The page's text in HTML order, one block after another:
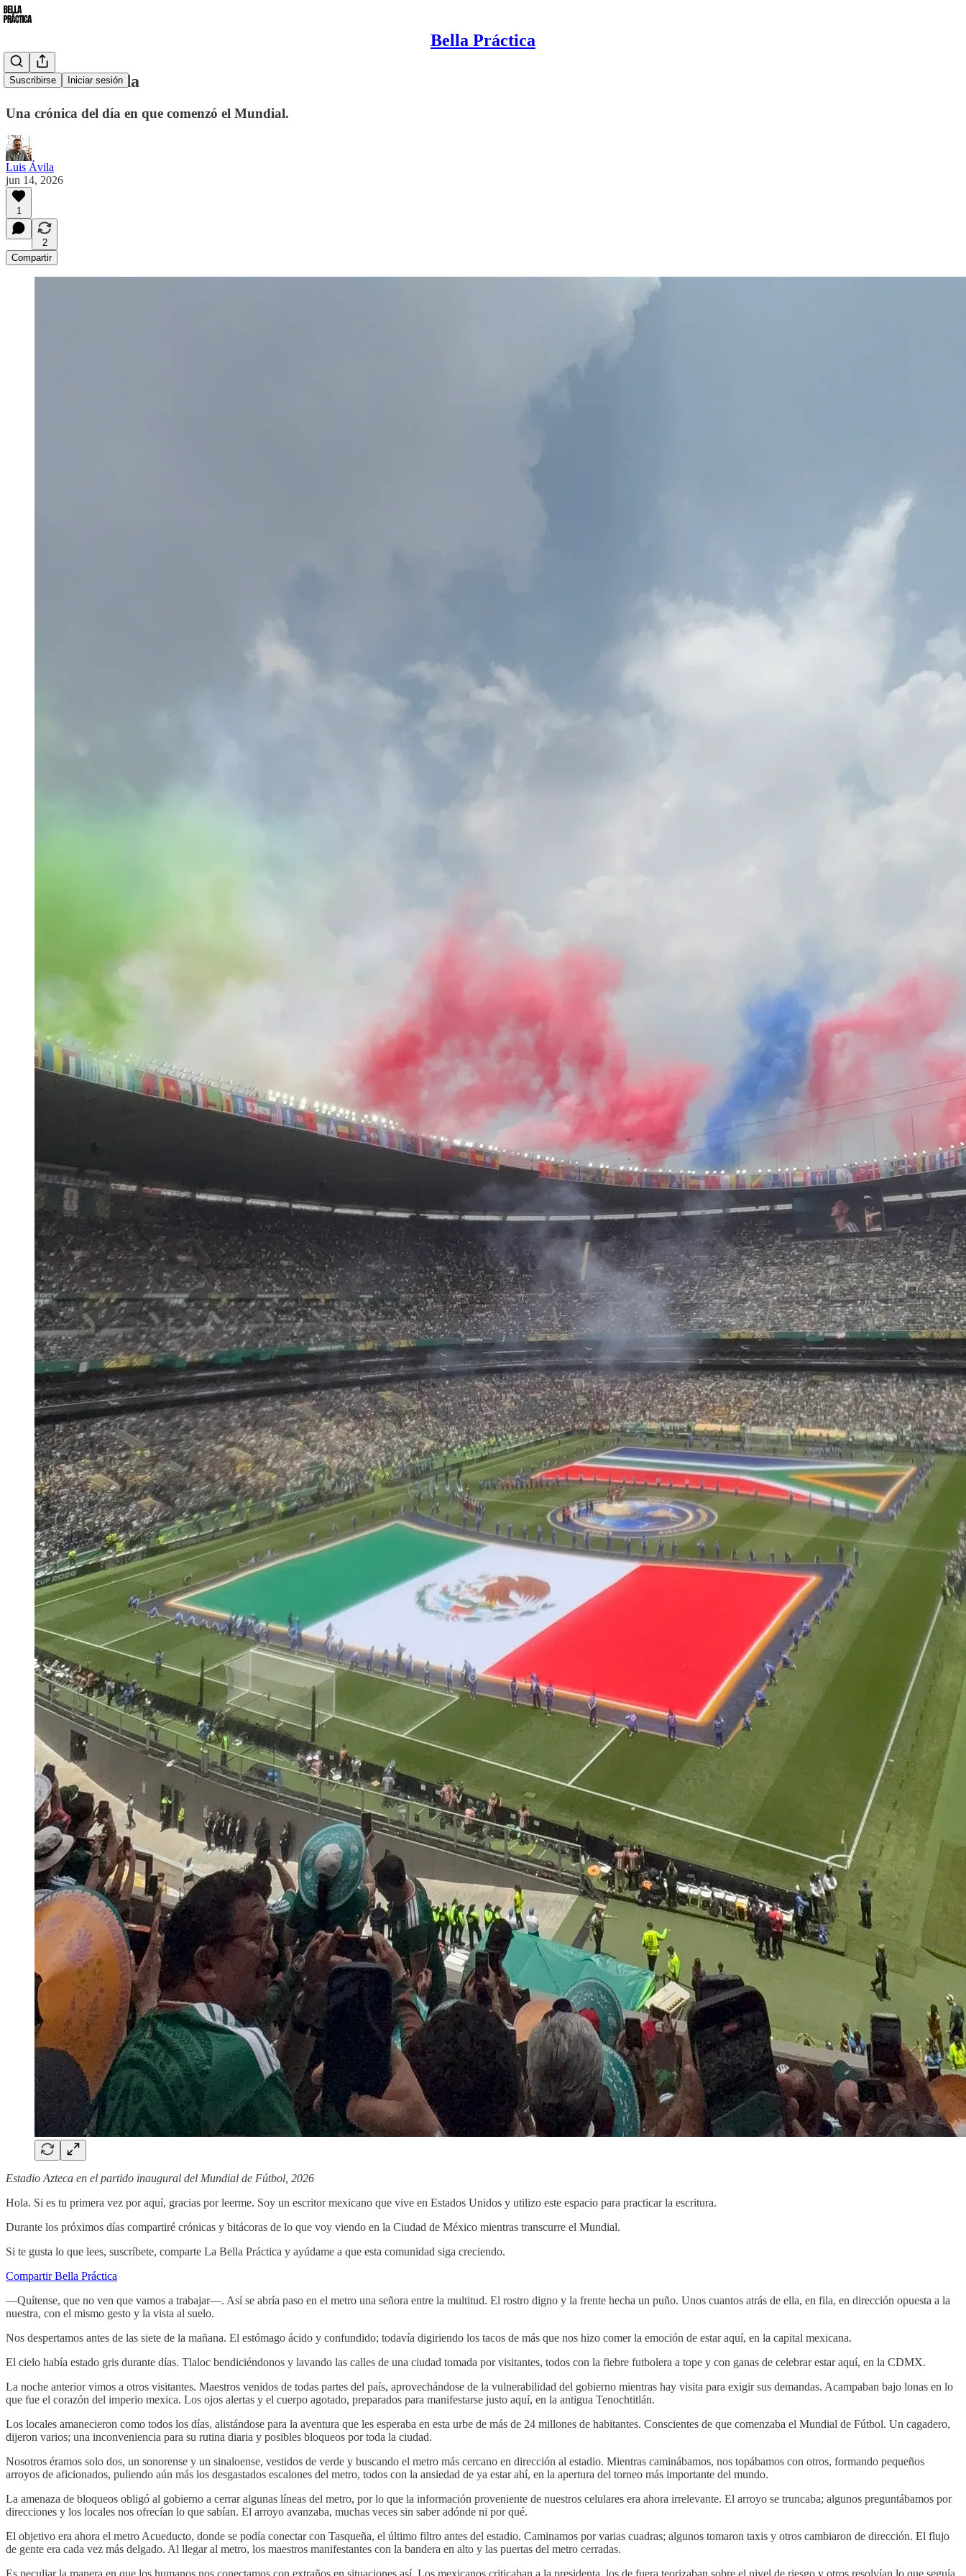
Bella Práctica
Suscribirse Iniciar sesión
La ciudad tomada
Una crónica del día en que comenzó el Mundial.
Luis Ávila
jun 14, 2026
1
2
Compartir
Estadio Azteca en el partido inaugural del Mundial de Fútbol, 2026
Hola. Si es tu primera vez por aquí, gracias por leerme. Soy un escritor mexicano que vive en Estados Unidos y utilizo este espacio para practicar la escritura.
Durante los próximos días compartiré crónicas y bitácoras de lo que voy viendo en la Ciudad de México mientras transcurre el Mundial.
Si te gusta lo que lees, suscríbete, comparte La Bella Práctica y ayúdame a que esta comunidad siga creciendo.
Compartir Bella Práctica
—Quítense, que no ven que vamos a trabajar—. Así se abría paso en el metro una señora entre la multitud. El rostro digno y la frente hecha un puño. Unos cuantos atrás de ella, en fila, en dirección opuesta a la
nuestra, con el mismo gesto y la vista al suelo.
Nos despertamos antes de las siete de la mañana. El estómago ácido y confundido; todavía digiriendo los tacos de más que nos hizo comer la emoción de estar aquí, en la capital mexicana.
El cielo había estado gris durante días. Tlaloc bendiciéndonos y lavando las calles de una ciudad tomada por visitantes, todos con la fiebre futbolera a tope y con ganas de celebrar estar aquí, en la CDMX.
La noche anterior vimos a otros visitantes. Maestros venidos de todas partes del país, aprovechándose de la vulnerabilidad del gobierno mientras hay visita para exigir sus demandas. Acampaban bajo lonas en lo
que fue el corazón del imperio mexica. Los ojos alertas y el cuerpo agotado, preparados para manifestarse justo aquí, en la antigua Tenochtitlán.
Los locales amanecieron como todos los días, alistándose para la aventura que les esperaba en esta urbe de más de 24 millones de habitantes. Conscientes de que comenzaba el Mundial de Fútbol. Un cagadero,
dijeron varios; una inconveniencia para su rutina diaria y posibles bloqueos por toda la ciudad.
Nosotros éramos solo dos, un sonorense y un sinaloense, vestidos de verde y buscando el metro más cercano en dirección al estadio. Mientras caminábamos, nos topábamos con otros, formando pequeños
arroyos de aficionados, puliendo aún más los desgastados escalones del metro, todos con la ansiedad de ya estar ahí, en la apertura del torneo más importante del mundo.
La amenaza de bloqueos obligó al gobierno a cerrar algunas líneas del metro, por lo que la información proveniente de nuestros celulares era ahora irrelevante. El arroyo se truncaba; algunos preguntábamos por
direcciones y los locales nos ofrecían lo que sabían. El arroyo avanzaba, muchas veces sin saber adónde ni por qué.
El objetivo era ahora el metro Acueducto, donde se podía conectar con Tasqueña, el último filtro antes del estadio. Caminamos por varias cuadras; algunos tomaron taxis y otros cambiaron de dirección. El flujo
de gente era cada vez más delgado. Al llegar al metro, los maestros manifestantes con la bandera en alto y las puertas del metro cerradas.
Es peculiar la manera en que los humanos nos conectamos con extraños en situaciones así. Los mexicanos criticaban a la presidenta, los de fuera teorizaban sobre el nivel de riesgo y otros resolvían lo que seguía.